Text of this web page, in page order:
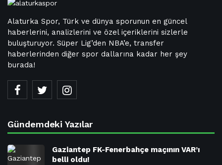
Alaturka Spor, Türk ve dünya sporunun en güncel
haberlerini, analizlerini ve özel içeriklerini sizlerle
buluşturuyor. Süper Lig’den NBA’e, transfer
haberlerinden diğer spor dallarına kadar her şey
burada!
Gündemdeki Yazılar
Gaziantep FK-Fenerbahçe maçının VAR’ı
belli oldu!